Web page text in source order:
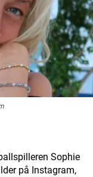
Sophie
på Instagram,